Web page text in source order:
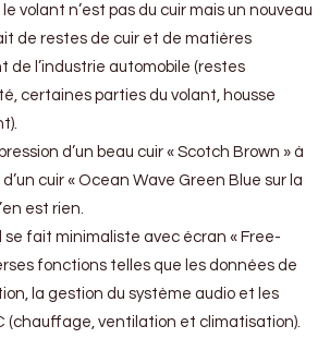
volant n’est pas du cuir mais un nouveau
de restes de cuir et de matières
de l’industrie automobile (restes
certaines parties du volant, housse
d’un beau cuir « Scotch Brown » à
d’un cuir « Ocean Wave Green Blue sur la
est rien.
se fait minimaliste avec écran « Free-
fonctions telles que les données de
la gestion du système audio et les
(chauffage, ventilation et climatisation).